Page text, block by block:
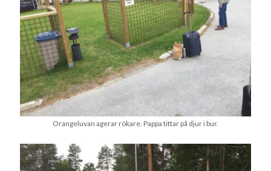
Orangeluvan agerar rökare. Pappa tittar på djur i bur.